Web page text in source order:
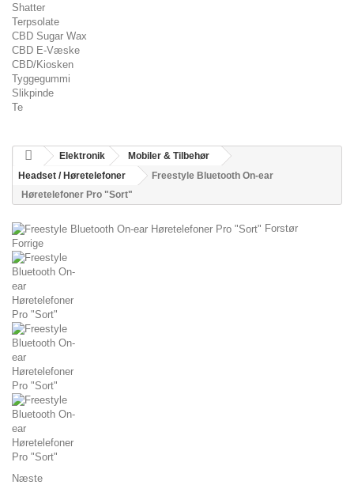
Shatter
Terpsolate
CBD Sugar Wax
CBD E-Væske
CBD/Kiosken
Tyggegummi
Slikpinde
Te
Elektronik
Mobiler & Tilbehør
Headset / Høretelefoner
Freestyle Bluetooth On-ear
Høretelefoner Pro "Sort"
Forstør
Forrige
Næste